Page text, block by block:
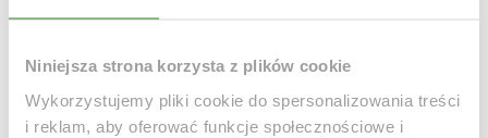
Niniejsza strona korzysta z plików cookie
Wykorzystujemy pliki cookie do spersonalizowania treści
i reklam, aby oferować funkcje społecznościowe i